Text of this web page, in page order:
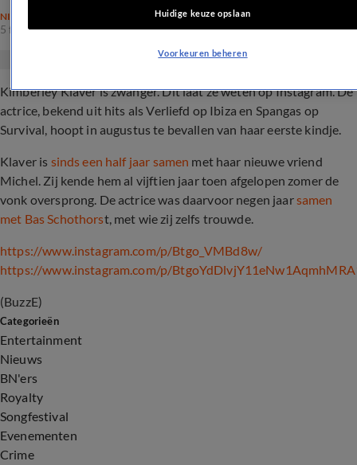
NIEUWS
5 feb 2019, 19:30
Kimberley Klaver is zwanger. Dit laat ze weten op Instagram. De
actrice, bekend uit hits als Verliefd op Ibiza en Spangas op
Survival, hoopt in augustus te bevallen van haar eerste kindje.
Klaver is sinds een half jaar samen met haar nieuwe vriend
Michel. Zij kende hem al vijftien jaar toen afgelopen zomer de
vonk oversprong. De actrice was daarvoor negen jaarsamen
met Bas Schothorst, met wie zij zelfs trouwde.
https://www.instagram.com/p/Btgo_VMBd8w/
https://www.instagram.com/p/
(BuzzE)
Categorieën
Entertainment
Nieuws
BN'ers
Royalty
Songfestival
Evenementen
Crime
Huidige keuze opslaan
Voorkeuren beheren